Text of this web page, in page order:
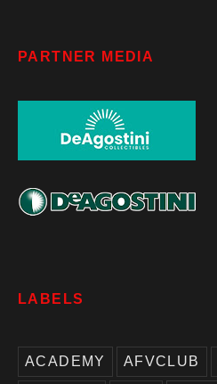
PARTNER MEDIA
LABELS
ACADEMY AFVCLUB